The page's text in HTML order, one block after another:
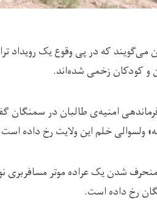
که در پی وقوع یک رویداد
امنیه‌ی طالبان در سمنگان
رخ داده است.